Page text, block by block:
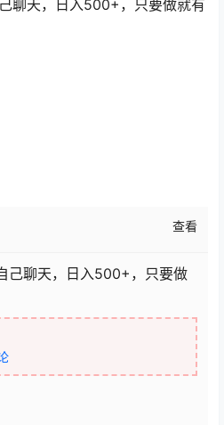
聊天，日入500+，只要做就有
查看
己聊天，日入500+，只要做